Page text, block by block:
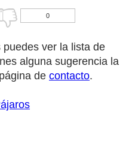
0
ver la lista de
alguna sugerencia la
de contacto.